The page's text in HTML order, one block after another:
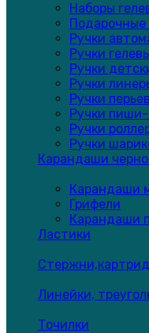
Наборы
Подарочные
Ручки
Ручки
Ручки
Ручки
Ручки
Ручки
Ручки
Ручки
Карандаши
Карандаши
Грифели
Карандаши
Ластики
Линейки,
Точилки